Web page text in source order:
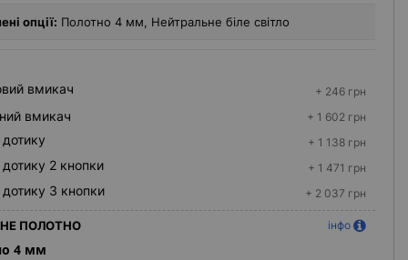
опції: Полотно 4 мм, Нейтральне біле світло
вмикач + 246 грн
вмикач + 1 602 грн
+ 1 138 грн
2 кнопки + 1 471 грн
3 кнопки + 2 037 грн
ПОЛОТНО інфо
4 мм